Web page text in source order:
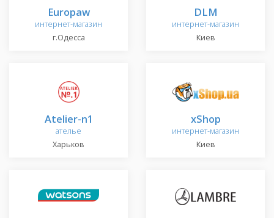
Europaw
интернет-магазин
г.Одесса
DLM
интернет-магазин
Киев
Atelier-n1
ателье
Харьков
xShop
интернет-магазин
Киев